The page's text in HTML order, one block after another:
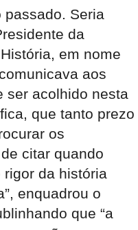
passado. Seria
da
em nome
aos
ser acolhido nesta
que tanto prezo
os
citar quando
da história
enquadrou o
que “a